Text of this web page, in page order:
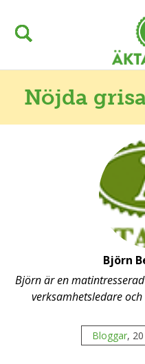
Nöjda
Björn
Björn är en
verksamhetsledare
Bloggar,